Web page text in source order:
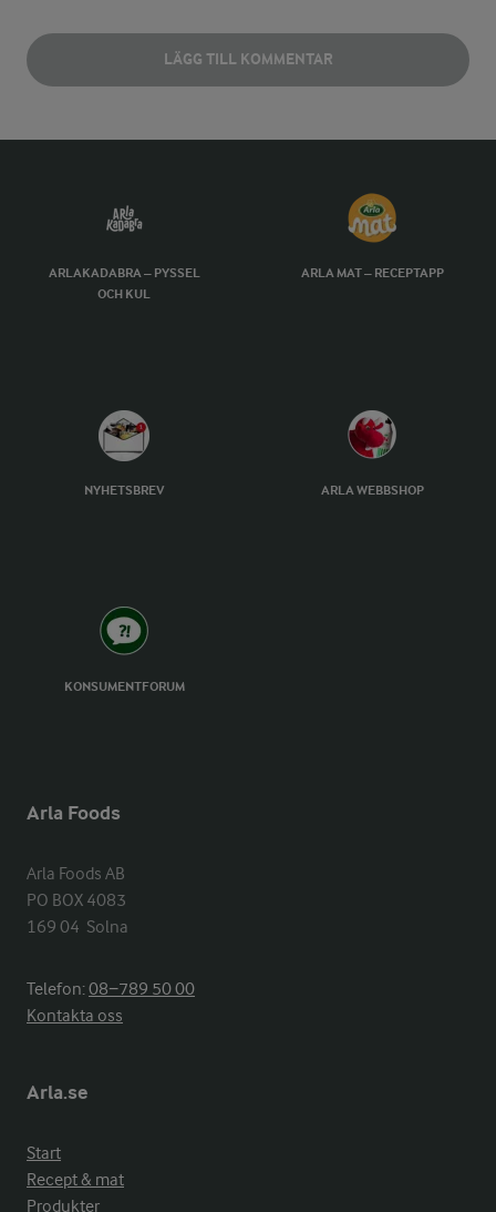
LÄGG TILL KOMMENTAR
ARLAKADABRA – PYSSEL
OCH KUL
ARLA MAT – RECEPTAPP
NYHETSBREV ARLA WEBBSHOP
KONSUMENTFORUM
Arla Foods
Arla Foods AB
PO BOX 4083
169 04  Solna
Telefon:08−789 50 00
Kontakta oss
Arla.se
Start
Recept & mat
Produkter